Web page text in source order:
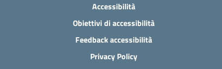
Accessibilità
Obiettivi di accessibilità
Feedback accessibilità
Privacy Policy